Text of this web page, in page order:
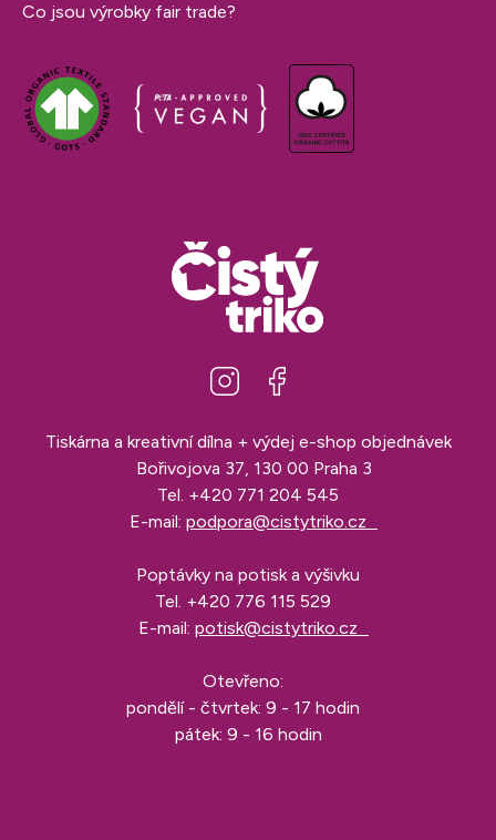
Co jsou výrobky fair trade?
Tiskárna a kreativní dílna + výdej e-shop objednávek
Bořivojova 37, 130 00 Praha 3
Tel. +420 771 204 545
E-mail: podpora@cistytriko.cz
Poptávky na potisk a výšivku
Tel. +420 776 115 529
E-mail: potisk@cistytriko.cz
Otevřeno:
pondělí - čtvrtek: 9 - 17 hodin
pátek: 9 - 16 hodin